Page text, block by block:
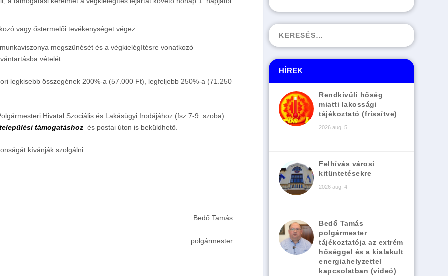
vagy őstermelői tevékenységet végez.
megszűnését és a végkielégítésre vonatkozó
vételét.
legkisebb összegének 200%-a (57.000 Ft), legfeljebb 250%-a (71.250
Hivatal Szociális és Lakásügyi Irodájához (fsz.7-9. szoba).
támogatáshoz és postai úton is beküldhető.
kívánják szolgálni.
Bedő Tamás
polgármester
HÍREK
Rendkívüli hőség
miatti lakossági
tájékoztató (frissítve)
2026 aug. 5
Felhívás városi
kitüntetésekre
2026 aug. 4
Bedő Tamás
polgármester
tájékoztatója az extrém
hőséggel és a kialakult
energiahelyzettel
kapcsolatban (videó)